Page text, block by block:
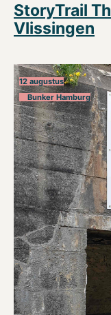
StoryTrail
Vlissingen
12 augustus
Bunker Hamburg